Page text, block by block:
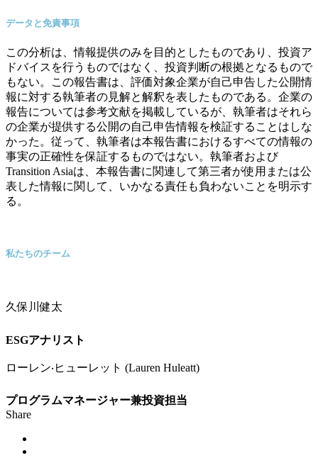
データと免責事項
この分析は、情報提供のみを目的としたものであり、投資ア
ドバイスを行うものではなく、投資判断の根拠となるもので
もない。この報告書は、評価対象企業が自己申告した公開情
報に対する執筆者の見解と解釈を表したものである。企業の
報告については参考文献を掲載しているが、執筆者はそれら
の企業が提供する公開の自己申告情報を検証することはしな
かった。従って、執筆者は本報告書におけるすべての情報の
事実の正確性を保証するものではない。執筆者および
Transition Asiaは、本報告書に関連して第三者が使用または公
表した情報に関して、いかなる責任も負わないことを明示す
る。
私たちのチーム
久保川健太
ESGアナリスト
ローレン‧ヒューレット (Lauren Huleatt)
プログラムマネージャー兼投資担当
Share